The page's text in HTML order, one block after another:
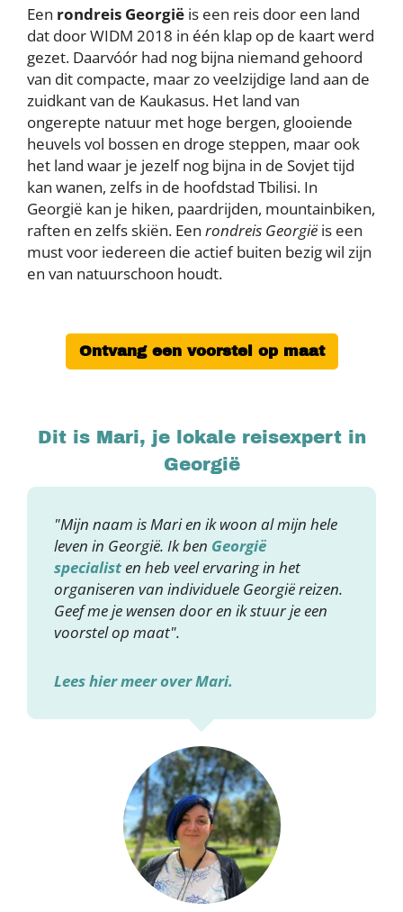
Een rondreis Georgië is een reis door een land
dat door WIDM 2018 in één klap op de kaart werd
gezet. Daarvóór had nog bijna niemand gehoord
van dit compacte, maar zo veelzijdige land aan de
zuidkant van de Kaukasus. Het land van
ongerepte natuur met hoge bergen, glooiende
heuvels vol bossen en droge steppen, maar ook
het land waar je jezelf nog bijna in de Sovjet tijd
kan wanen, zelfs in de hoofdstad Tbilisi. In
Georgië kan je hiken, paardrijden, mountainbiken,
raften en zelfs skiën. Een rondreis Georgië is een
must voor iedereen die actief buiten bezig wil zijn
en van natuurschoon houdt.
Ontvang een voorstel op maat
Dit is Mari, je lokale reisexpert in
Georgië
"Mijn naam is Mari en ik woon al mijn hele
leven in Georgië. Ik ben Georgië
specialisten heb veel ervaring in het
organiseren van individuele Georgië reizen.
Geef me je wensen door en ik stuur je een
voorstel op maat".
Lees hier meer over Mari.